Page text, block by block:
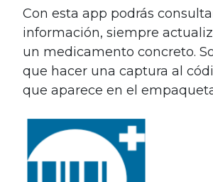
Con esta app podrás
información, siempre
un medicamento concreto.
que hacer una captura al
que aparece en el